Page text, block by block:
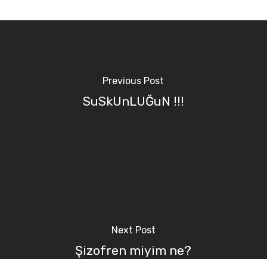
Previous Post
SuSkUnLUĞuN !!!
Next Post
Şizofren miyim ne?